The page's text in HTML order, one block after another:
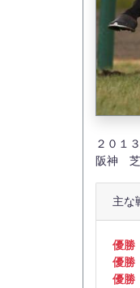
２０１
阪神
主な
優勝
優勝
優勝